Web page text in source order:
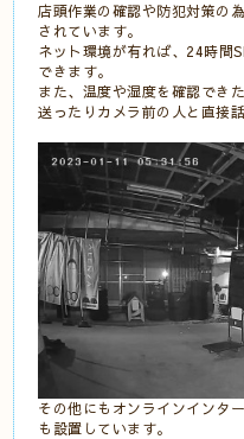
店頭作業の確認や防犯対策の
されています。
ネット環境が有れば、24時間
できます。
また、温度や湿度を確認でき
送ったりカメラ前の人と直接
その他にもオンラインインタ
も設置しています。